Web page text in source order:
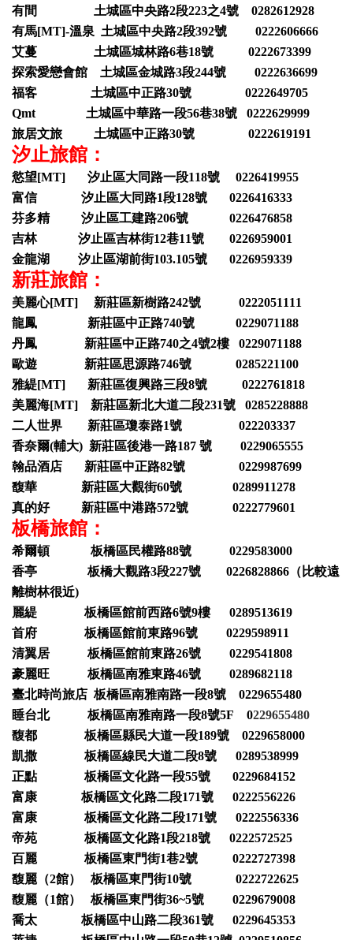
有間 土城區中央路2段223之4號 0282612928
有馬[MT]-溫泉 土城區中央路2段392號 0222606666
艾蔓 土城區城林路6巷18號 0222673399
探索愛戀會館 土城區金城路3段244號 0222636699
福客 土城區中正路30號 0222649705
Qmt 土城區中華路一段56巷38號 0222629999
旅居文旅 土城區中正路30號 0222619191
汐止旅館：
慾望[MT] 汐止區大同路一段118號 0226419955
富信 汐止區大同路1段128號 0226416333
芬多精 汐止區工建路206號 0226476858
吉林 汐止區吉林街12巷11號 0226959001
金龍湖 汐止區湖前街103.105號 0226959339
新莊旅館：
美麗心[MT] 新莊區新樹路242號 0222051111
龍鳳 新莊區中正路740號 0229071188
丹鳳 新莊區中正路740之4號2樓 0229071188
歐遊 新莊區思源路746號 0285221100
雅緹[MT] 新莊區復興路三段8號 0222761818
美麗海[MT] 新莊區新北大道二段231號 0285228888
二人世界 新莊區瓊泰路1號 022203337
香奈爾(輔大) 新莊區後港一路187 號 0229065555
翰品酒店 新莊區中正路82號 0229987699
馥華 新莊區大觀街60號 0289911278
真的好 新莊區中港路572號 0222779601
板橋旅館：
希爾頓 板橋區民權路88號 0229583000
香亭 板橋大觀路3段227號 0226828866（比較遠
離樹林很近)
麗緹 板橋區館前西路6號9樓 0289513619
首府 板橋區館前東路96號 0229598911
清翼居 板橋區館前東路26號 0229541808
豪麗旺 板橋區南雅東路46號 0289682118
臺北時尚旅店 板橋區南雅南路一段8號 0229655480
睡台北 板橋區南雅南路一段8號5F 0229655480
馥都 板橋區縣民大道一段189號 0229658000
凱撒 板橋區線民大道二段8號 0289538999
正點 板橋區文化路一段55號 0229684152
富康 板橋區文化路二段171號 0222556226
富康 板橋區文化路二段171號 0222556336
帝苑 板橋區文化路1段218號 0222572525
百麗 板橋區東門街1巷2號 0222727398
馥麗（2館） 板橋區東門街10號 0222722625
馥麗（1館） 板橋區東門街36~5號 0229679008
喬太 板橋區中山路二段361號 0229645353